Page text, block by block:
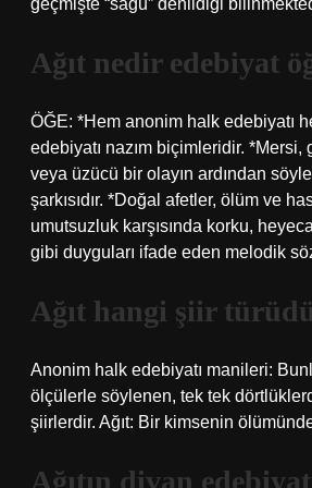
geçmişte “sagu” denildiği
Ağıt nedir edebiyat
ÖĞE: *Hem anonim halk edebiyatı
edebiyatı nazım biçimleridir.
veya üzücü bir olayın ardından
şarkısıdır. *Doğal afetler, ölüm ve
umutsuzluk karşısında korku,
gibi duyguları ifade eden melodik
Ağıt hangi şiir
Anonim halk edebiyatı manileri:
ölçülerle söylenen, tek tek
şiirlerdir. Ağıt: Bir kimsenin
Ağıtın divan